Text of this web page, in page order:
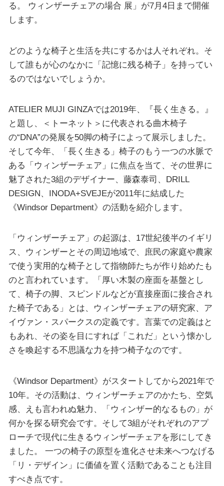
る。 ウィンザーチェアの場合 展」が7月4日まで開催
します。
どのような椅子と生活を共にするかは人それぞれ。そ
して誰もが心のなかに「記憶に残る椅子」を持ってい
るのではないでしょうか。
ATELIER MUJI GINZAでは2019年、『長く生きる。』
と題し、＜トーネット＞に代表される曲木椅子
の“DNA”の発展を50脚の椅子によって展示しました。
そして今年、「長く生きる」椅子のもう一つの水脈で
ある「ウィンザーチェア」に焦点を当て、その世界に
魅了された3組のデザイナー、藤森泰司、DRILL
DESIGN、INODA+SVEJEが2011年に結成した
《Windsor Department》の活動を紹介します。
「ウィンザーチェア」の起源は、17世紀後半のイギリ
ス、ウィンザーとその周辺地域で、庶民の家庭や農家
で使う実用的な椅子として指物師たちが作り始めたも
のと言われています。「厚い木製の座面を基盤とし
て、椅子の脚、スピンドルなどが直接座面に接合され
た椅子である」とは、ウィンザーチェアの研究家、ア
イヴァン・スパークスの定義です。言葉での定義はと
もあれ、その姿を目にすれば「これだ」という懐かし
さを喚起する不思議な力を持つ椅子なのです。
《Windsor Department》がスタートしてから2021年で
10年。その活動は、ウィンザーチェアのかたち、空気
感、えも言われぬ魅力、「ウィンザー的なるもの」が
何かを探る研究会です。そして3組がそれぞれのアプ
ローチで現代に生きるウィンザーチェアを形にしてき
ました。 一つの椅子の原型を進化させ未来へつなげる
「リ・デザイン」に価値を置く活動であることも注目
すべき点です。